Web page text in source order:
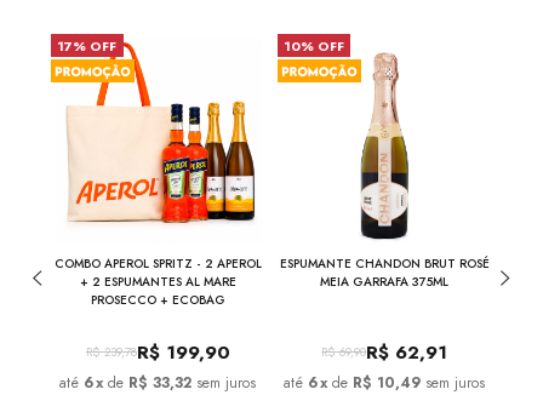
17% OFF
COMBO APEROL SPRITZ - 2 APEROL
+ 2 ESPUMANTES AL MARE
PROSECCO + ECOBAG
R$ 239,78R$ 199,90
6x de R$ 33,32 sem juros
10% OFF
ESPUMANTE CHANDON BRUT ROSÉ
MEIA GARRAFA 375ML
R$ 69,90R$ 62,91
6x de R$ 10,49 sem juros